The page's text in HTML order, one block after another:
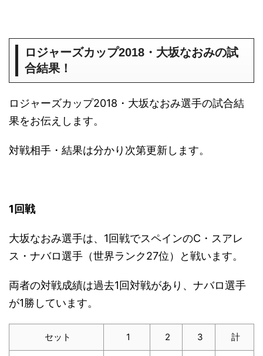
ロジャーズカップ2018・大坂なおみの試
合結果！
ロジャーズカップ2018・大坂なおみ選手の試合結
果をお伝えします。
対戦相手・結果は分かり次第更新します。
1回戦
大坂なおみ選手は、1回戦でスペインのC・スアレ
ス・ナバロ選手（世界ランク27位）と戦います。
両者の対戦成績は過去1回対戦があり、ナバロ選手
が1勝しています。
セット 1 2 3 計